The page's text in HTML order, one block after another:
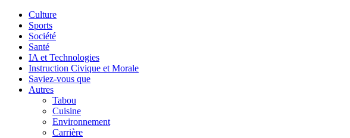
Culture
Sports
Société
Santé
IA et Technologies
Instruction Civique et Morale
Saviez-vous que
Autres
Tabou
Cuisine
Environnement
Carrière